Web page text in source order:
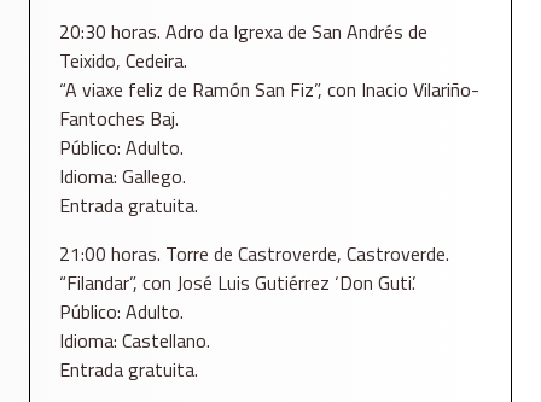
20:30 horas. Adro da Igrexa de San Andrés de
Teixido, Cedeira.
“A viaxe feliz de Ramón San Fiz”, con Inacio Vilariño-
Fantoches Baj.
Público: Adulto.
Idioma: Gallego.
Entrada gratuita.
21:00 horas. Torre de Castroverde, Castroverde.
“Filandar”, con José Luis Gutiérrez ‘Don Guti’.
Público: Adulto.
Idioma: Castellano.
Entrada gratuita.